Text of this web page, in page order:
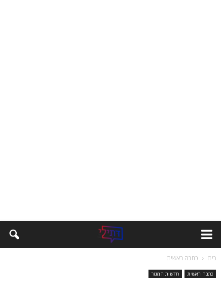
בית כתבה ראשית
כתבה ראשית חדשות המגזר